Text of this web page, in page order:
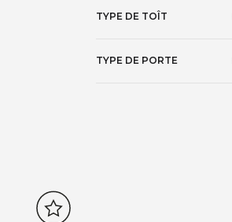
TYPE DE TOÎT
TYPE DE PORTE